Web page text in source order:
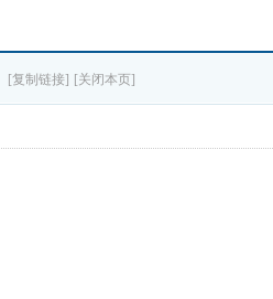
[复制链接] [关闭本页]